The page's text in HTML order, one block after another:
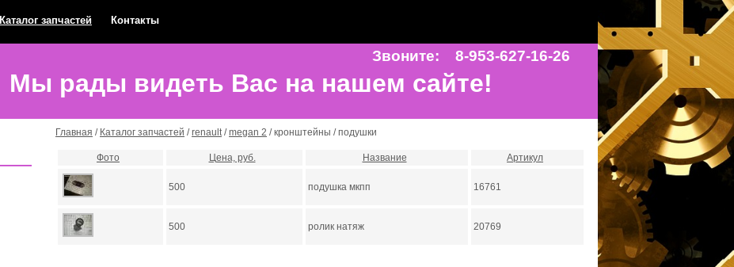
Каталог запчастей Контакты
Звоните: 8-953-627-16-26
Мы рады видеть Вас на нашем сайте!
Главная / Каталог запчастей /renault/megan 2 / кронштейны / подушки
Фото Цена, руб. Название Артикул
500 подушка мкпп 16761
500 ролик натяж 20769